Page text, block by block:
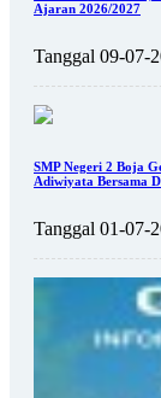
Ajaran 2026/2027
Tanggal 09-07-
SMP Negeri 2 Boja
Adiwiyata Bersama
Tanggal 01-07-